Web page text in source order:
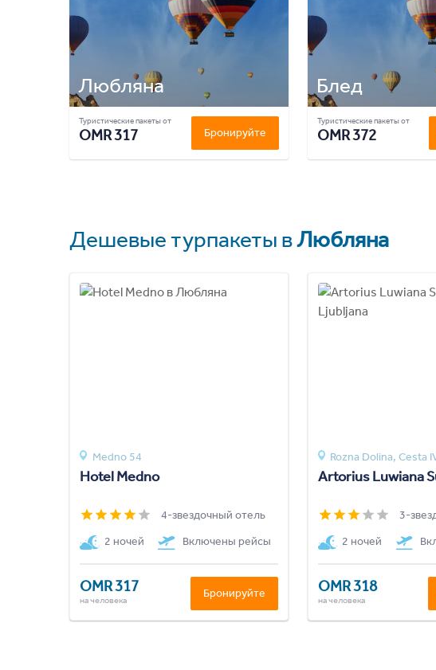
Любляна
Туристические пакеты от
OMR 317 Бронируйте
Блед
Туристические пакеты от
OMR 372
Дешевые турпакеты вЛюбляна
Medno 54
Hotel Medno
4-звездочный отель
2 ночей
Включены рейсы
OMR 317
на человека
Бронируйте
Rozna Dolina, Cesta
Artorius Luwiana
3-
2 ночей
OMR 318
на человека